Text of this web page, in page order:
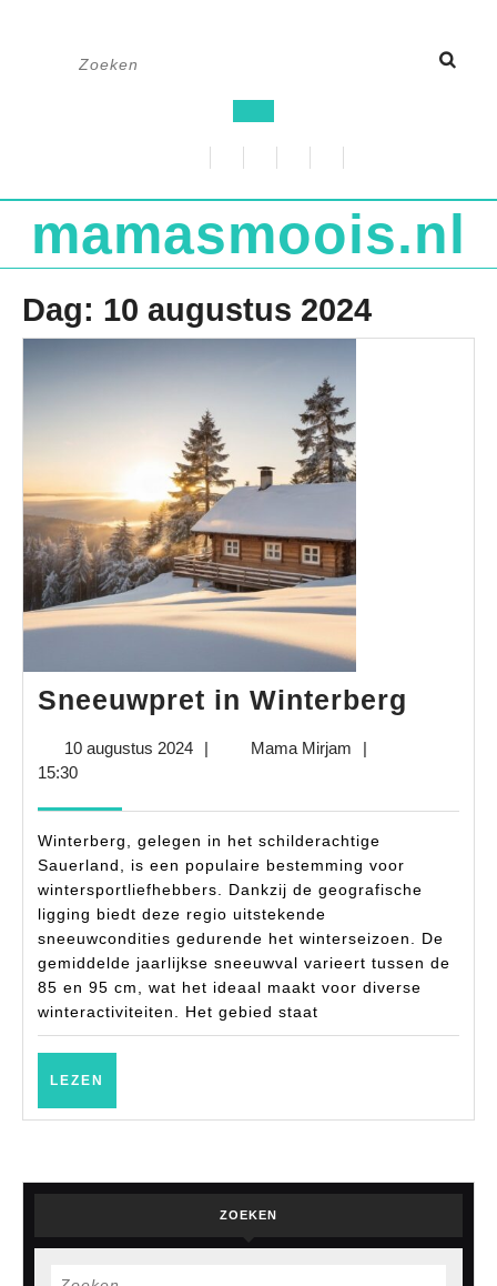
knop
mamasmoois.nl
Dag: 10 augustus 2024
Sneeuwpret in Winterberg
10 augustus 202410| Mama MirjamMama
|
15:30
Winterberg, gelegen in het schilderachtige
Sauerland, is een populaire bestemming voor
wintersportliefhebbers. Dankzij de geografische
ligging biedt deze regio uitstekende
sneeuwcondities gedurende het winterseizoen. De
gemiddelde jaarlijkse sneeuwval varieert tussen de
85 en 95 cm, wat het ideaal maakt voor diverse
winteractiviteiten. Het gebied staat
LEZEN
ZOEKEN
Zoek